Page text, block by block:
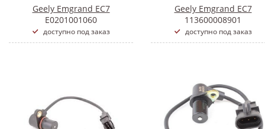
Geely Emgrand EC7
E0201001060
доступно под заказ
Geely Emgrand EC7
113600008901
доступно под заказ